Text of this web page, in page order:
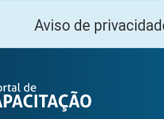
Aviso de